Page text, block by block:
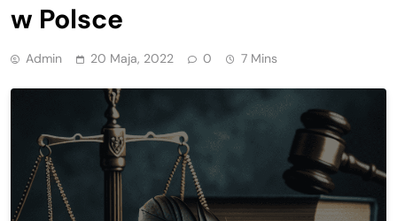
w Polsce
Admin 20 Maja, 2022 0 7 Mins